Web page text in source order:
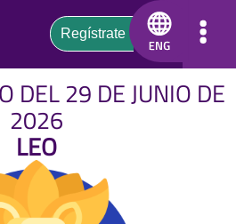
DEL 29 DE JUNIO DE
2026
LEO